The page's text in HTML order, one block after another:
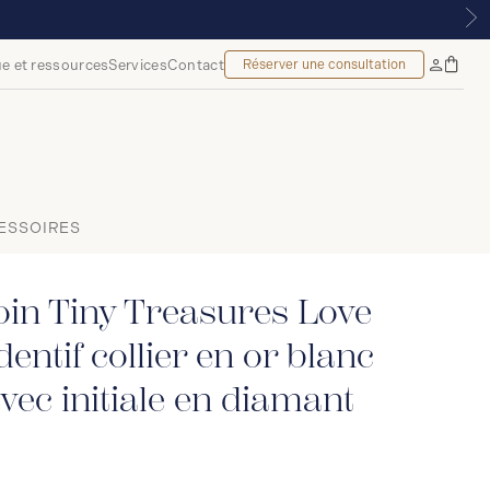
et ressourcesServicesContact Réserver une consultation
Mon
compte
Sac
à
Tiny Treasures Love
collier en or blanc
initiale en diamant